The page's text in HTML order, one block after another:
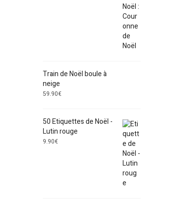
Train de Noël boule à
neige
59.90€
50 Etiquettes de Noël -
Lutin rouge
9.90€